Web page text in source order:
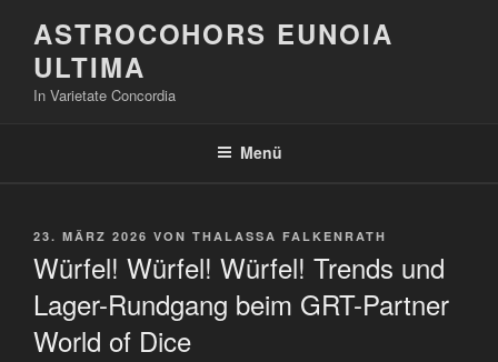
Inhalt
springen
ASTROCOHORS EUNOIA
ULTIMA
In Varietate Concordia
Menü
VERÖFFENTLICHT
23. MÄRZ 2026 VON THALASSA FALKENRATH
Würfel! Würfel! Würfel! Trends und
Lager-Rundgang beim GRT-Partner
World of Dice